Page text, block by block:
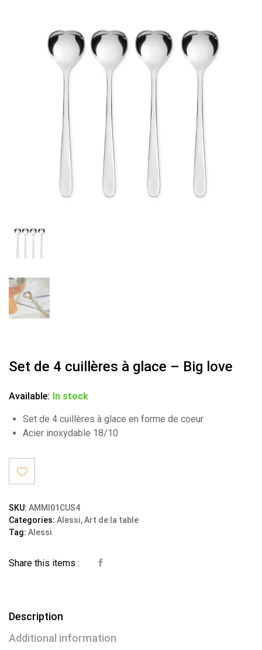
Set de 4 cuillères à glace – Big love
Available: In stock
Set de 4 cuillères à glace en forme de coeur
Acier inoxydable 18/10
er à la
wishli
SKU: AMMI01CUS4
Categories: Alessi,Art de la table
Tag: Alessi
Share this items :
Description
Additional information